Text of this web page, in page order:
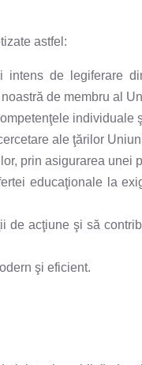
astfel:
de legiferare
de membru al
individuale
ale ţărilor
prin asigurarea unei
educaţionale la
acţiune şi să
şi eficient.